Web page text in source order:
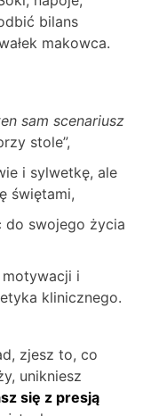
bilans
makowca.
sam scenariusz
stole”,
i sylwetkę, ale
świętami,
swojego życia
i
klinicznego.
zjesz to, co
unikniesz
się z presją